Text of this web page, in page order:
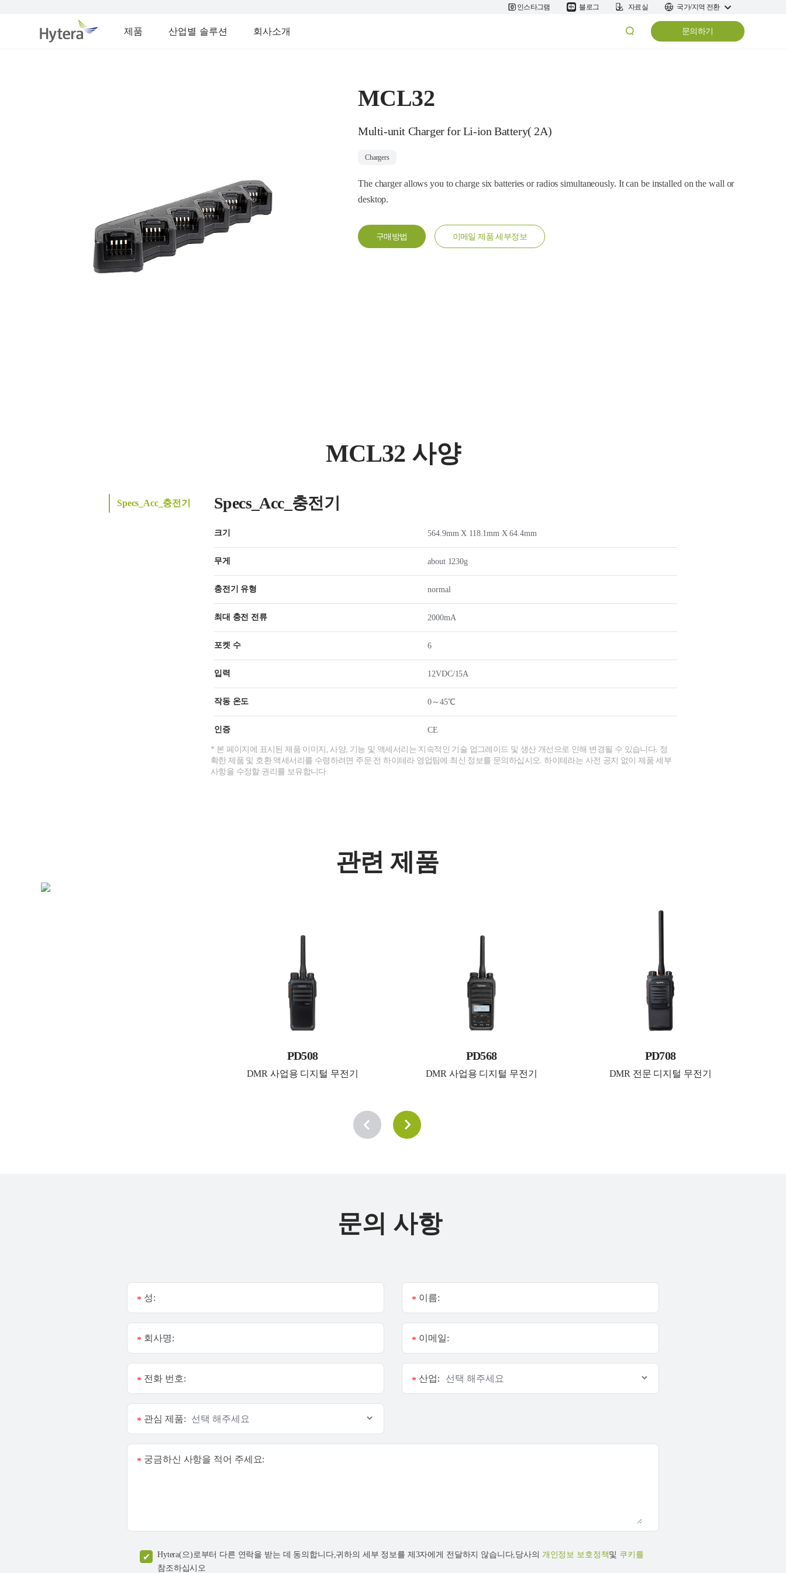
인스타그램 블로그 자료실 국가/지역 전환
제품 산업별 솔루션 회사소개 문의하기
MCL32
Multi-unit Charger for Li-ion Battery( 2A)
Chargers
The charger allows you to charge six batteries or radios simultaneously. It can be installed on the wall or
desktop.
구매방법 이메일 제품 세부정보
MCL32 사양
Specs_Acc_충전기 Specs_Acc_충전기
크기 564.9mm X 118.1mm X 64.4mm
무게 about 1230g
충전기 유형 normal
최대 충전 전류 2000mA
포켓 수 6
입력 12VDC/15A
작동 온도 0～45℃
인증 CE
* 본 페이지에 표시된 제품 이미지, 사양, 기능 및 액세서리는 지속적인 기술 업그레이드 및 생산 개선으로 인해 변경될 수 있습니다. 정
확한 제품 및 호환 액세서리를 수령하려면 주문 전 하이테라 영업팀에 최신 정보를 문의하십시오. 하이테라는 사전 공지 없이 제품 세부
사항을 수정할 권리를 보유합니다.
관련 제품
PD508
DMR 사업용 디지털 무전기
PD568
DMR 사업용 디지털 무전기
PD708
DMR 전문 디지털 무전기
문의 사항
성:
* 이름:
*
회사명:
* 이메일:
*
전화 번호:
* 산업:
*
관심 제품:
*
궁금하신 사항을 적어 주세요:
*
Hytera(으)로부터 다른 연락을 받는 데 동의합니다,귀하의 세부 정보를 제3자에게 전달하지 않습니다,당사의 개인정보 보호정책및 쿠키를
참조하십시오